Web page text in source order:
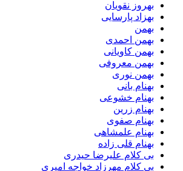
بهروز نقویان
بهزاد پارسایی
بهمن
بهمن احمدی
بهمن کاویانی
بهمن معروفی
بهمن نوری
بهنام بانی
بهنام خشوعی
بهنام زرین
بهنام صفوی
بهنام علمشاهی
بهنام قلی زاده
بی کلام علیرضا حیدری
بی کلام مهرزاد خواجه امیری